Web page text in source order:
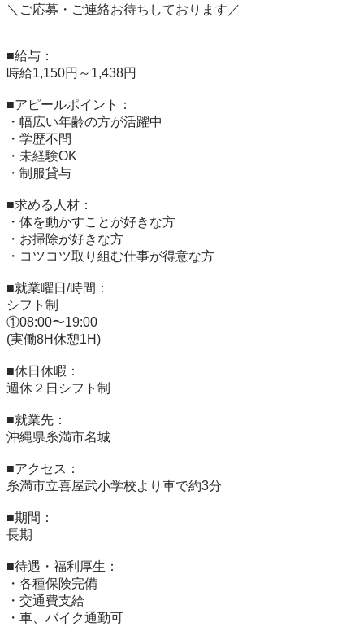
＼ご応募・ご連絡お待ちしております／
■給与：
時給1,150円～1,438円
■アピールポイント：
・幅広い年齢の方が活躍中
・学歴不問
・未経験OK
・制服貸与
■求める人材：
・体を動かすことが好きな方
・お掃除が好きな方
・コツコツ取り組む仕事が得意な方
■就業曜日/時間：
シフト制
①08:00〜19:00
(実働8H休憩1H)
■休日休暇：
週休２日シフト制
■就業先：
沖縄県糸満市名城
■アクセス：
糸満市立喜屋武小学校より車で約3分
■期間：
長期
■待遇・福利厚生：
・各種保険完備
・交通費支給
・車、バイク通勤可